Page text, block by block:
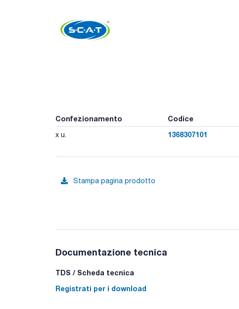
Confezionamento Codice
x u. 1368307101
Stampa pagina prodotto
Documentazione tecnica
TDS / Scheda tecnica
Registrati per i download